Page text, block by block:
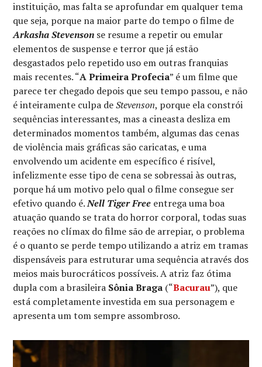
instituição, mas falta se aprofundar em qualquer tema
que seja, porque na maior parte do tempo o filme de
Arkasha Stevenson se resume a repetir ou emular
elementos de suspense e terror que já estão
desgastados pelo repetido uso em outras franquias
mais recentes. “A Primeira Profecia” é um filme que
parece ter chegado depois que seu tempo passou, e não
é inteiramente culpa deStevenson, porque ela constrói
sequências interessantes, mas a cineasta desliza em
determinados momentos também, algumas das cenas
de violência mais gráficas são caricatas, e uma
envolvendo um acidente em específico é risível,
infelizmente esse tipo de cena se sobressai às outras,
porque há um motivo pelo qual o filme consegue ser
efetivo quando é.Nell Tiger Free entrega uma boa
atuação quando se trata do horror corporal, todas suas
reações no clímax do filme são de arrepiar, o problema
é o quanto se perde tempo utilizando a atriz em tramas
dispensáveis para estruturar uma sequência através dos
meios mais burocráticos possíveis. A atriz faz ótima
dupla com a brasileira Sônia Braga (“Bacurau”), que
está completamente investida em sua personagem e
apresenta um tom sempre assombroso.